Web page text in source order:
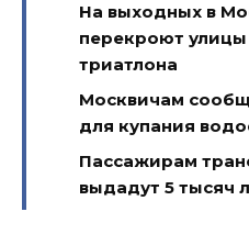
На выходных в
перекроют
триатлона
Москвичам
для купания
Пассажирам
выдадут 5 тысяч